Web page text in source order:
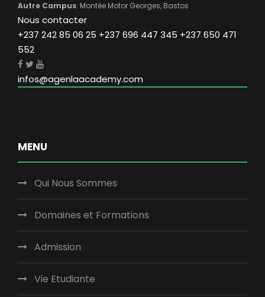
Autre Campus: Montée Motor Georges, Bastos
Nous contacter
+237 242 85 06 25 +237 696 447 345 +237 650 471
552
infos@agenlaacademy.com
MENU
Qui Nous Sommes
Domaines et Formations
Admission
Vie Etudiante